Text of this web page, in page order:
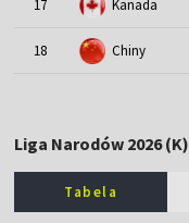
17 Kanada
18 Chiny
Liga Narodów 2026 (K)
Tabela